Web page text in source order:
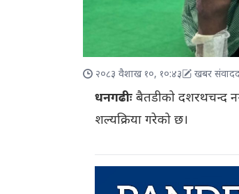
२०८३ वैशाख १०, १०:४३ खबर
धनगढीः बैतडीको दशरथचन्द
शल्यक्रिया गरेको छ।